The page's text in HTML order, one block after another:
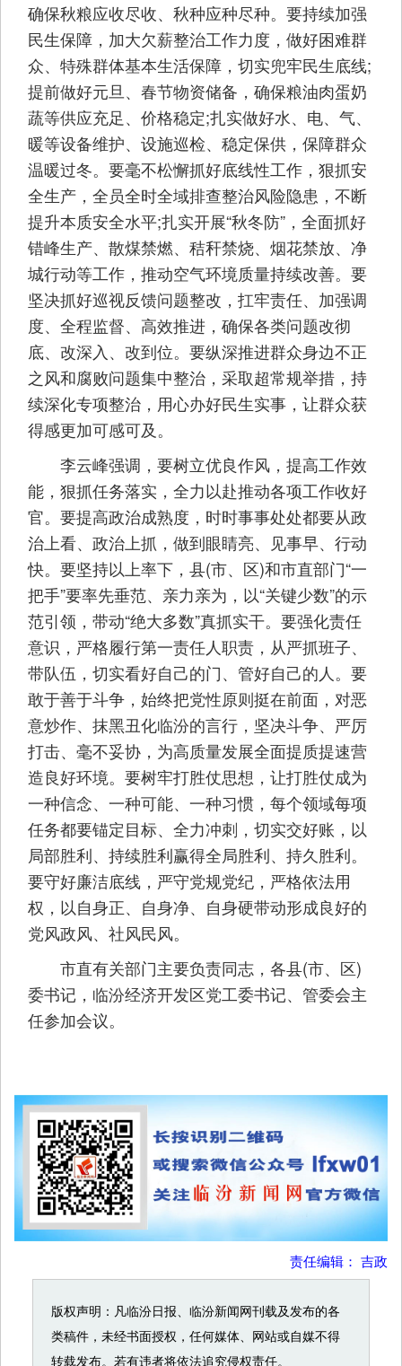
确保秋粮应收尽收、秋种应种尽种。要持续加强
民生保障，加大欠薪整治工作力度，做好困难群
众、特殊群体基本生活保障，切实兜牢民生底线;
提前做好元旦、春节物资储备，确保粮油肉蛋奶
蔬等供应充足、价格稳定;扎实做好水、电、气、
暖等设备维护、设施巡检、稳定保供，保障群众
温暖过冬。要毫不松懈抓好底线性工作，狠抓安
全生产，全员全时全域排查整治风险隐患，不断
提升本质安全水平;扎实开展“秋冬防”，全面抓好
错峰生产、散煤禁燃、秸秆禁烧、烟花禁放、净
城行动等工作，推动空气环境质量持续改善。要
坚决抓好巡视反馈问题整改，扛牢责任、加强调
度、全程监督、高效推进，确保各类问题改彻
底、改深入、改到位。要纵深推进群众身边不正
之风和腐败问题集中整治，采取超常规举措，持
续深化专项整治，用心办好民生实事，让群众获
得感更加可感可及。
李云峰强调，要树立优良作风，提高工作效
能，狠抓任务落实，全力以赴推动各项工作收好
官。要提高政治成熟度，时时事事处处都要从政
治上看、政治上抓，做到眼睛亮、见事早、行动
快。要坚持以上率下，县(市、区)和市直部门“一
把手”要率先垂范、亲力亲为，以“关键少数”的示
范引领，带动“绝大多数”真抓实干。要强化责任
意识，严格履行第一责任人职责，从严抓班子、
带队伍，切实看好自己的门、管好自己的人。要
敢于善于斗争，始终把党性原则挺在前面，对恶
意炒作、抹黑丑化临汾的言行，坚决斗争、严厉
打击、毫不妥协，为高质量发展全面提质提速营
造良好环境。要树牢打胜仗思想，让打胜仗成为
一种信念、一种可能、一种习惯，每个领域每项
任务都要锚定目标、全力冲刺，切实交好账，以
局部胜利、持续胜利赢得全局胜利、持久胜利。
要守好廉洁底线，严守党规党纪，严格依法用
权，以自身正、自身净、自身硬带动形成良好的
党风政风、社风民风。
市直有关部门主要负责同志，各县(市、区)
委书记，临汾经济开发区党工委书记、管委会主
任参加会议。
责任编辑： 吉政
版权声明：凡临汾日报、临汾新闻网刊载及发布的各
类稿件，未经书面授权，任何媒体、网站或自媒不得
转载发布。若有违者将依法追究侵权责任。